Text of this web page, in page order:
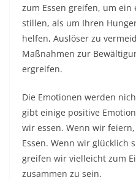
zum Essen greifen, um ein
stillen, als um Ihren
helfen, Auslöser zu
Maßnahmen zur
ergreifen.
Die Emotionen werden
gibt einige positive
wir essen. Wenn wir
Essen. Wenn wir glücklich
greifen wir vielleicht zum
zusammen zu sein.